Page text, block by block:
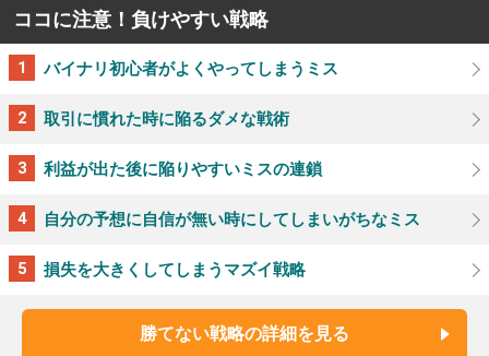
ココに注意！負けやすい戦略
バイナリ初心者がよくやってしまうミス
取引に慣れた時に陥るダメな戦術
利益が出た後に陥りやすいミスの連鎖
自分の予想に自信が無い時にしてしまいがちなミス
損失を大きくしてしまうマズイ戦略
勝てない戦略の詳細を見る